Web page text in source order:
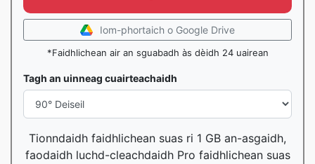
Iom-phortaich o Google Drive
*Faidhlichean air an sguabadh às dèidh 24 uairean
Tagh an uinneag cuairteachaidh
Tionndaidh faidhlichean suas ri 1 GB an-asgaidh,
faodaidh luchd-cleachdaidh Pro faidhlichean suas